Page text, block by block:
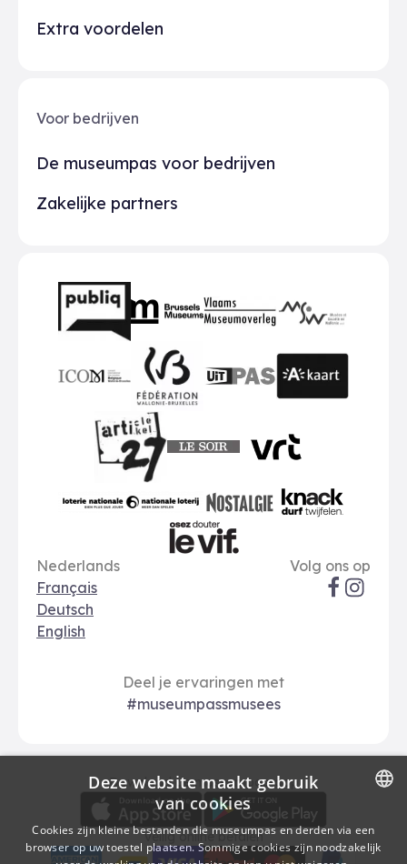
Extra voordelen
Voor bedrijven
De museumpas voor bedrijven
Zakelijke partners
Partners
FWB
Art 27
Nostalgie
Taal opties
Nederlands
Français
Deutsch
English
Sociale
Volg ons op
Deel je ervaringen met
#museumpassmusees
Download
Download de museumpas-app
Betalingsopties
Veilig online betalen
DUTCH
Deze website maakt gebruik
van cookies
Cookies zijn kleine bestanden die museumpas en derden via een
browser op uw toestel plaatsen. Sommige cookies zijn noodzakelijk